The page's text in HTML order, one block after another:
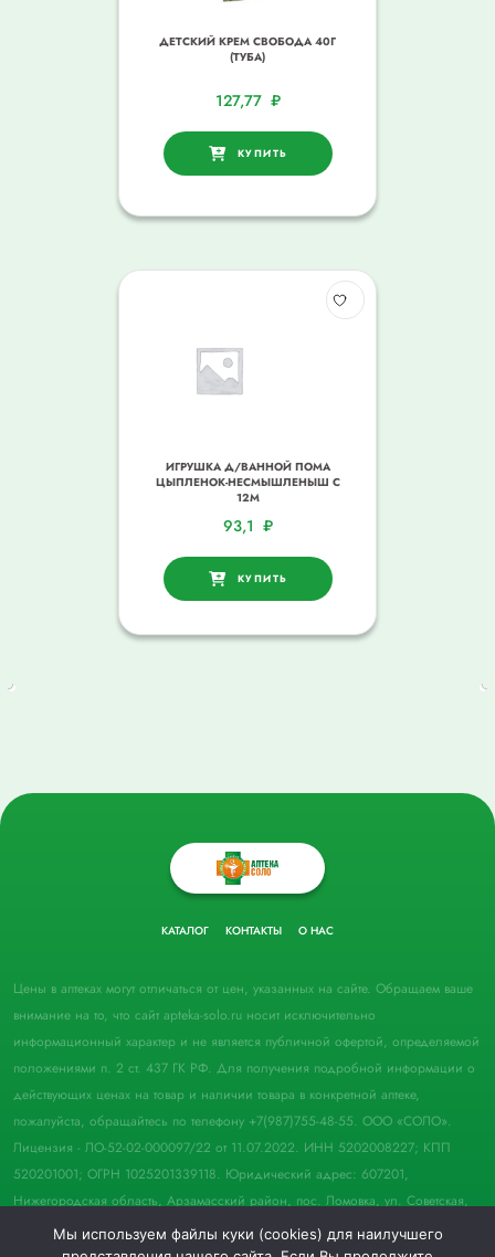
ДЕТСКИЙ КРЕМ СВОБОДА 40Г
(ТУБА)
127,77 ₽
КУПИТЬ
ИГРУШКА Д/ВАННОЙ ПОМА
ЦЫПЛЕНОК-НЕСМЫШЛЕНЫШ С
12М
93,1 ₽
КУПИТЬ
КАТАЛОГ КОНТАКТЫ О НАС
Цены в аптеках могут отличаться от цен, указанных на сайте. Обращаем ваше
внимание на то, что сайт apteka-solo.ru носит исключительно
информационный характер и не является публичной офертой, определяемой
положениями п. 2 ст. 437 ГК РФ. Для получения подробной информации о
действующих ценах на товар и наличии товара в конкретной аптеке,
пожалуйста, обращайтесь по телефону +7(987)755-48-55. ООО «СОЛО».
Лицензия - ЛО-52-02-000097/22 от 11.07.2022. ИНН 5202008227; КПП
520201001; ОГРН 1025201339118. Юридический адрес: 607201,
Нижегородская область, Арзамасский район, пос. Ломовка, ул. Советская,
д. 33, пом. 21.
Мы используем файлы куки (cookies) для наилучшего